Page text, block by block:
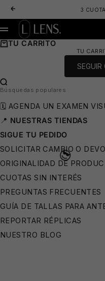
ANTERIOR
3
LENS. OPTICA ONLINE -
MENÚ
TU CARRITO
TU
SEGUIR
BUSCAR…
Búsquedas populares
🗓️ AGENDA UN EXAMEN
📍 NUESTRAS TIENDAS
SIGUE TU PEDIDO
SOLICITAR CAMBIO O
ORIGINALIDAD DE
CUOTAS SIN INTERÉS
PREGUNTAS FRECUENTES
GUÍA DE TALLAS PARA
REPORTAR RÉPLICAS
NUESTRO BLOG